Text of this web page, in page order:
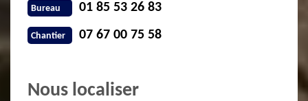
Bureau 01 85 53 26 83
Chantier 07 67 00 75 58
Nous localiser